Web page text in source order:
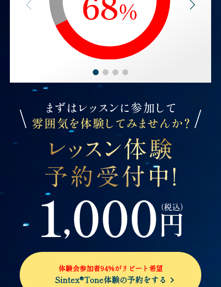
体験会参加者94%がリピート希望
Sintex®Tone体験の予約をする